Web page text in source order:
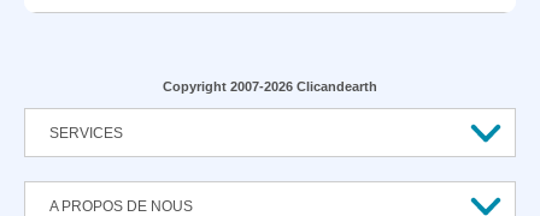
Copyright 2007-2026 Clicandearth
SERVICES
A PROPOS DE NOUS